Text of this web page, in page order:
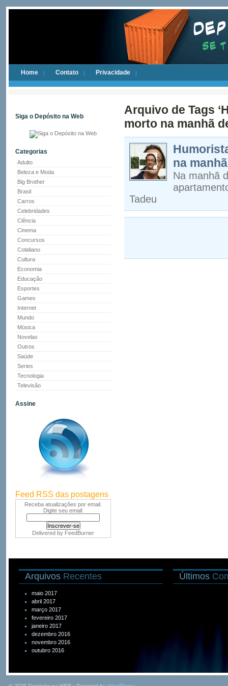
Home Contato Privacidade
Siga o Depósito na Web
Categorias
Adulto
Beleza e Moda
Big Brother
Brasil
Carros
Celebridades
Ciência
Cinema
Concursos
Cotidiano
Cultura
Economia
Educação
Esportes
Games
Internet
Mundo
Música
Novelas
Outros
Saúde
Series
Tecnologia
Televisão
Assine
Feed RSS das postagens
Receba atualizações por email.
Digite seu email:
Delivered by FeedBurner
Arquivo de Tags
morto na manhã
na
Na manhã
Tadeu
Arquivos Recentes
maio 2017
abril 2017
março 2017
fevereiro 2017
janeiro 2017
dezembro 2016
novembro 2016
outubro 2016
Últimos